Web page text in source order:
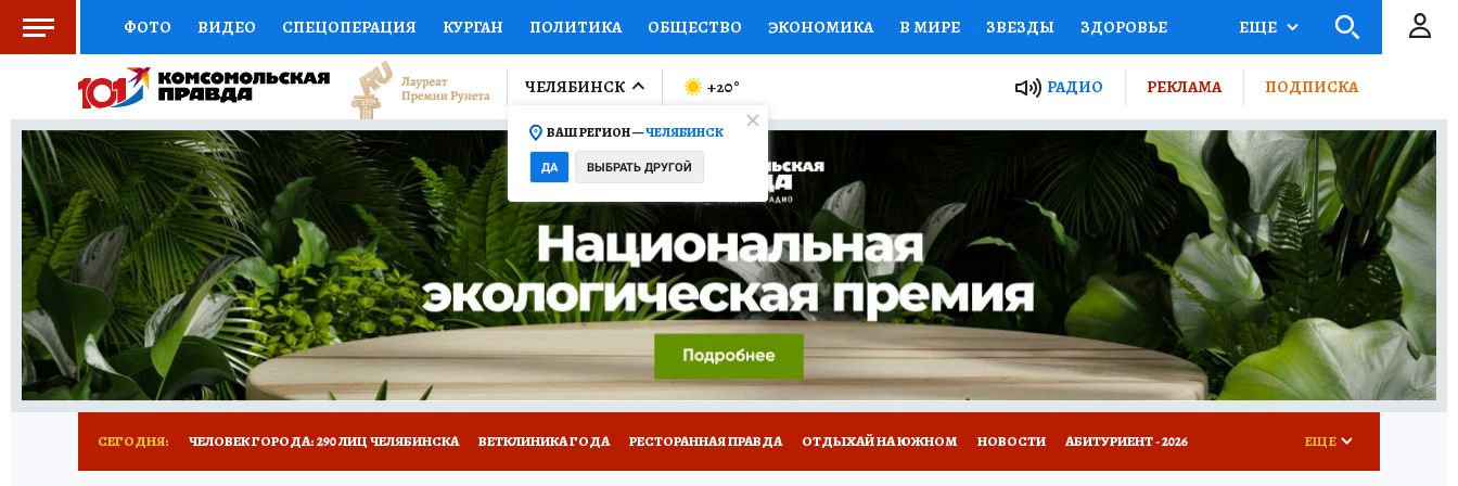
ФОТО ВИДЕО СПЕЦОПЕРАЦИЯ КУРГАН ПОЛИТИКА ОБЩЕСТВО ЭКОНОМИКА В МИРЕ ЗВЕЗДЫ ЗДОРОВЬЕ
СОЦПОДДЕРЖКА НАУКА СПОРТ КОЛУМНИСТЫ ПРОИСШЕСТВИЯ НАЦИОНАЛЬНЫЕ ПРОЕКТЫ РОССИИ
ВЫБОР ЭКСПЕРТОВ ДОКТОР ФИНАНСЫ ОТКРЫВАЕМ МИР Я ЗНАЮ СЕМЬЯ ЖЕНСКИЕ СЕКРЕТЫ ПУТЕВОДИТЕЛЬ
КНИЖНАЯ ПОЛКА ПРОГНОЗЫ НА СПОРТ ПРОМОКОДЫ СЕРИАЛЫ СПЕЦПРОЕКТЫ ДЕФИЦИТ ЖЕЛЕЗА ТУРИЗМ
ПРЕСС-ЦЕНТР НЕДВИЖИМОСТЬ ТЕЛЕВИЗОР КОЛЛЕКЦИИ КОНКУРСЫ РАБОТА У НАС ГИД ПОТРЕБИТЕЛЯ ВСЕ О КП
РАДИО КП ТЕСТЫ НОВОЕ НА САЙТЕ
ЕЩЕ
ЧЕЛЯБИНСК
ВАШ РЕГИОН —ЧЕЛЯБИНСК
ДА ВЫБРАТЬ ДРУГОЙ
+20° РАДИО РЕКЛАМА ПОДПИСКА
СЕГОДНЯ: ЧЕЛОВЕК ГОРОДА: 290 ЛИЦ ЧЕЛЯБИНСКА ВЕТКЛИНИКА ГОДА РЕСТОРАННАЯ ПРАВДА ОТДЫХАЙ НА ЮЖНОМ НОВОСТИ АБИТУРИЕНТ - 2026 ЕЩЕ